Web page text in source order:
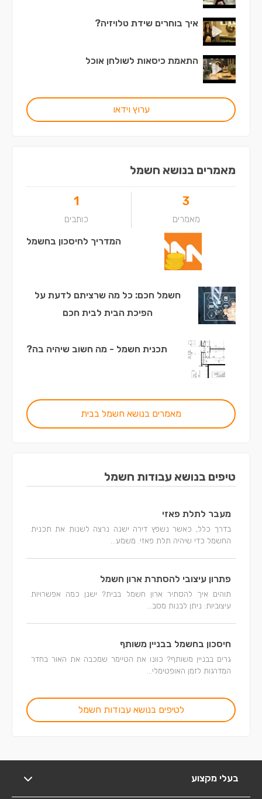
איך בוחרים שידת טלויזיה?
התאמת כיסאות לשולחן אוכל
ערוץ וידאו
מאמרים בנושא חשמל
3
מאמרים
1
כותבים
המדריך לחיסכון בחשמל
חשמל חכם: כל מה שרציתם לדעת על
הפיכת הבית לבית חכם
תכנית חשמל - מה חשוב שיהיה בה?
מאמרים בנושא חשמל בבית
טיפים בנושא עבודות חשמל
מעבר לתלת פאזי
בדרך כלל, כאשר נשפץ דירה ישנה נרצה לשנות את תכנית
החשמל כדי שיהיה תלת פאזי. משמע...
פתרון עיצובי להסתרת ארון חשמל
תוהים איך להסתיר ארון חשמל בבית? ישנן כמה אפשרויות
עיצוביות: ניתן לבנות מסב...
חיסכון בחשמל בבניין משותף
גרים בבניין משותף? כוונו את הטיימר שמכבה את האור בחדר
המדרגות לזמן האופטימלי...
לטיפים בנושא עבודות חשמל
בעלי מקצוע